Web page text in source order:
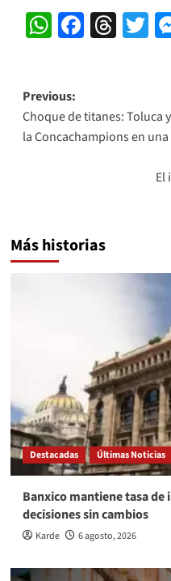
Post
navigation
Previous:
Choque de titanes: Toluca
la Concachampions en
El
Más historias
Destacadas Últimas Noticias
Banxico mantiene tasa de
decisiones sin cambios
Karde 6 agosto, 2026